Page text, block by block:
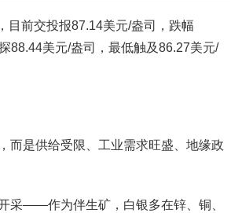
目前交投报87.14美元/盎司，跌幅
88.44美元/盎司，最低触及86.27美元/
而是供给受限、工业需求旺盛、地缘政
采——作为伴生矿，白银多在锌、铜、